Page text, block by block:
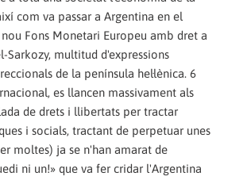
com va passar a Argentina en el
Fons Monetari Europeu amb dret a
multitud d'expressions
de la península hel·lènica. 6
es llancen massivament als
de drets i llibertats per tractar
i socials, tractant de perpetuar unes
moltes) ja se n'han amarat de
ni un!» que va fer cridar l'Argentina